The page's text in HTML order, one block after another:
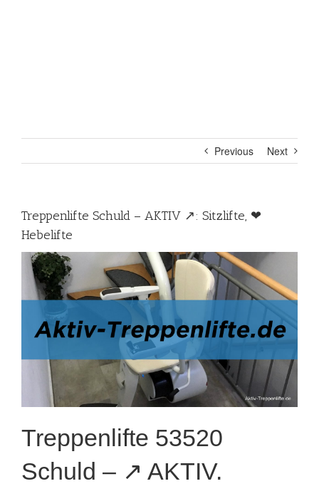
Previous Next
Treppenlifte Schuld – AKTIV ↗️: Sitzlifte, ❤
Hebelifte
Treppenlifte 53520
Schuld – ↗️ AKTIV.